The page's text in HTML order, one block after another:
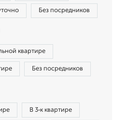
Без посредников
квартире
Без посредников
В 3‑к квартире